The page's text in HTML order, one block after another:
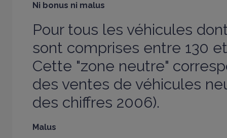
Ni bonus ni malus
Pour tous les véhicules
sont comprises entre 130
Cette "zone neutre"
des ventes de véhicules
des chiffres 2006).
Malus